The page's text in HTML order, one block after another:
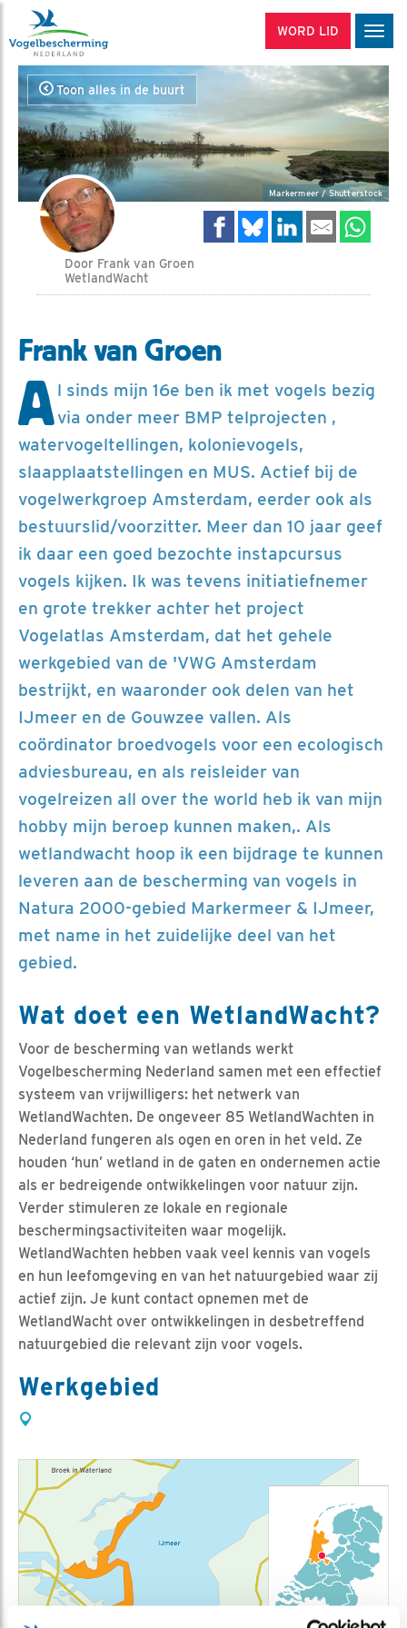
WORD LID
Toon alles in de buurt
Markermeer / Shutterstock
Door Frank van Groen
WetlandWacht
Frank van Groen
Al sinds mijn 16e ben ik met vogels bezig
via onder meer BMP telprojecten ,
watervogeltellingen, kolonievogels,
slaapplaatstellingen en MUS. Actief bij de
vogelwerkgroep Amsterdam, eerder ook als
bestuurslid/voorzitter. Meer dan 10 jaar geef
ik daar een goed bezochte instapcursus
vogels kijken. Ik was tevens initiatiefnemer
en grote trekker achter het project
Vogelatlas Amsterdam, dat het gehele
werkgebied van de 'VWG Amsterdam
bestrijkt, en waaronder ook delen van het
IJmeer en de Gouwzee vallen. Als
coördinator broedvogels voor een ecologisch
adviesbureau, en als reisleider van
vogelreizen all over the world heb ik van mijn
hobby mijn beroep kunnen maken,. Als
wetlandwacht hoop ik een bijdrage te kunnen
leveren aan de bescherming van vogels in
Natura 2000-gebied Markermeer & IJmeer,
met name in het zuidelijke deel van het
gebied.
Wat doet een WetlandWacht?
Voor de bescherming van wetlands werkt
Vogelbescherming Nederland samen met een effectief
systeem van vrijwilligers: het netwerk van
WetlandWachten. De ongeveer 85 WetlandWachten in
Nederland fungeren als ogen en oren in het veld. Ze
houden ‘hun’ wetland in de gaten en ondernemen actie
als er bedreigende ontwikkelingen voor natuur zijn.
Verder stimuleren ze lokale en regionale
beschermingsactiviteiten waar mogelijk.
WetlandWachten hebben vaak veel kennis van vogels
en hun leefomgeving en van het natuurgebied waar zij
actief zijn. Je kunt contact opnemen met de
WetlandWacht over ontwikkelingen in desbetreffend
natuurgebied die relevant zijn voor vogels.
Werkgebied